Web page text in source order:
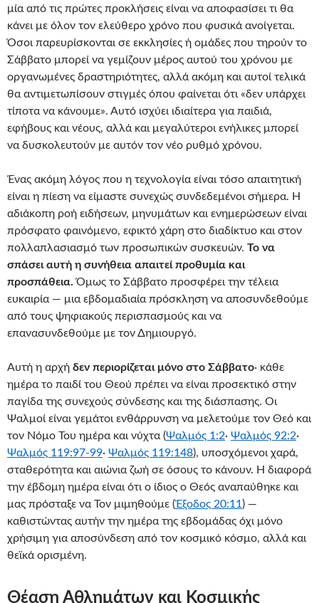
μία από τις πρώτες προκλήσεις είναι να αποφασίσει τι θα
κάνει με όλον τον ελεύθερο χρόνο που φυσικά ανοίγεται.
Όσοι παρευρίσκονται σε εκκλησίες ή ομάδες που τηρούν το
Σάββατο μπορεί να γεμίζουν μέρος αυτού του χρόνου με
οργανωμένες δραστηριότητες, αλλά ακόμη και αυτοί τελικά
θα αντιμετωπίσουν στιγμές όπου φαίνεται ότι «δεν υπάρχει
τίποτα να κάνουμε». Αυτό ισχύει ιδιαίτερα για παιδιά,
εφήβους και νέους, αλλά και μεγαλύτεροι ενήλικες μπορεί
να δυσκολευτούν με αυτόν τον νέο ρυθμό χρόνου.
Ένας ακόμη λόγος που η τεχνολογία είναι τόσο απαιτητική
είναι η πίεση να είμαστε συνεχώς συνδεδεμένοι σήμερα. Η
αδιάκοπη ροή ειδήσεων, μηνυμάτων και ενημερώσεων είναι
πρόσφατο φαινόμενο, εφικτό χάρη στο διαδίκτυο και στον
πολλαπλασιασμό των προσωπικών συσκευών. Το να
σπάσει αυτή η συνήθεια απαιτεί προθυμία και
προσπάθεια. Όμως το Σάββατο προσφέρει την τέλεια
ευκαιρία — μια εβδομαδιαία πρόσκληση να αποσυνδεθούμε
από τους ψηφιακούς περισπασμούς και να
επανασυνδεθούμε με τον Δημιουργό.
Αυτή η αρχή δεν περιορίζεται μόνο στο Σάββατο· κάθε
ημέρα το παιδί του Θεού πρέπει να είναι προσεκτικό στην
παγίδα της συνεχούς σύνδεσης και της διάσπασης. Οι
Ψαλμοί είναι γεμάτοι ενθάρρυνση να μελετούμε τον Θεό και
τον Νόμο Του ημέρα και νύχτα (Ψαλμός 1:2· Ψαλμός 92:2·
Ψαλμός 119:97-99· Ψαλμός 119:148), υποσχόμενοι χαρά,
σταθερότητα και αιώνια ζωή σε όσους το κάνουν. Η διαφορά
την έβδομη ημέρα είναι ότι ο ίδιος ο Θεός αναπαύθηκε και
μας πρόσταξε να Τον μιμηθούμε (Έξοδος 20:11 ) —
καθιστώντας αυτήν την ημέρα της εβδομάδας όχι μόνο
χρήσιμη για αποσύνδεση από τον κοσμικό κόσμο, αλλά και
θεϊκά ορισμένη.
Θέαση Αθλημάτων και Κοσμικής